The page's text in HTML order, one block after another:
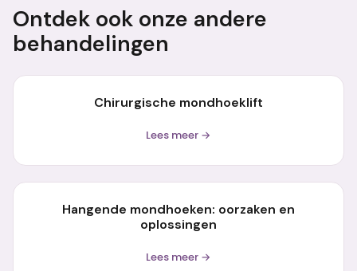
Ontdek ook onze andere
behandelingen
Chirurgische mondhoeklift
Lees meer →
Hangende mondhoeken: oorzaken en
oplossingen
Lees meer →